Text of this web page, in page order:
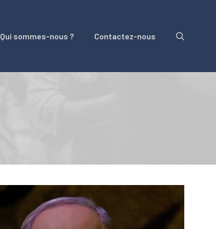
Qui sommes-nous ? Contactez-nous